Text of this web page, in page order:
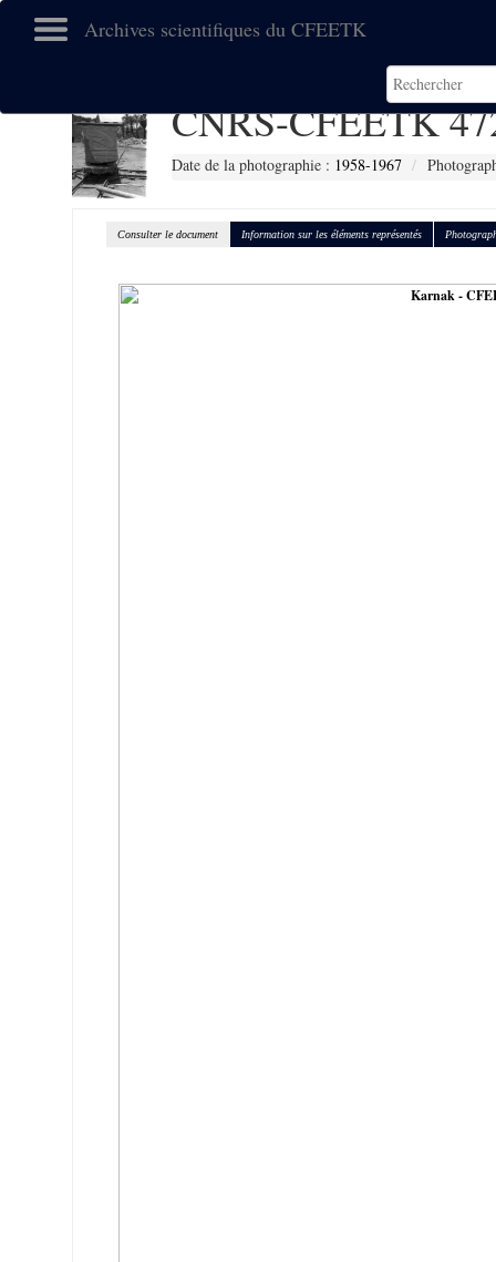
Archives scientifiques du CFEETK
CNRS-CFEETK
Date de la photographie : 1958-1967
Consulter le document Information sur les éléments représentés